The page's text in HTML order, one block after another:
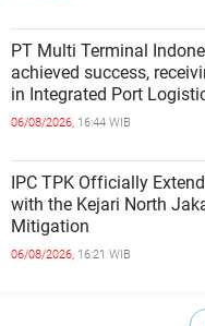
PT Multi Terminal
achieved success,
in Integrated Port
06/08/2026, 16:44 WIB
IPC TPK Officially
with the Kejari North
Mitigation
06/08/2026, 16:21 WIB